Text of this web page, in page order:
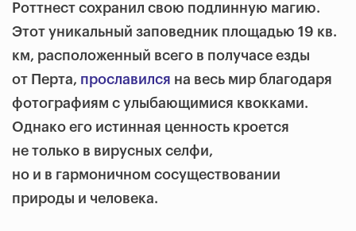
Роттнест сохранил свою подлинную магию.
Этот уникальный заповедник площадью 19 кв.
км, расположенный всего в получасе езды
от Перта, прославился на весь мир благодаря
фотографиям с улыбающимися квокками.
Однако его истинная ценность кроется
не только в вирусных селфи,
но и в гармоничном сосуществовании
природы и человека.